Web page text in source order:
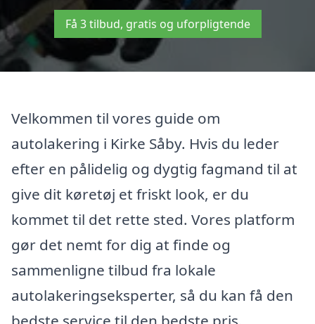
Få 3 tilbud, gratis og uforpligtende
Velkommen til vores guide om
autolakering i Kirke Såby. Hvis du leder
efter en pålidelig og dygtig fagmand til at
give dit køretøj et friskt look, er du
kommet til det rette sted. Vores platform
gør det nemt for dig at finde og
sammenligne tilbud fra lokale
autolakeringseksperter, så du kan få den